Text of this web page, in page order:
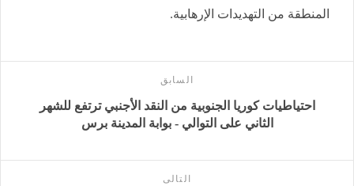
المنطقة من التهديدات الإرهابية.
السابق
احتياطيات كوريا الجنوبية من النقد الأجنبي ترتفع للشهر
الثاني على التوالي - بوابة المدينة برس
التالى